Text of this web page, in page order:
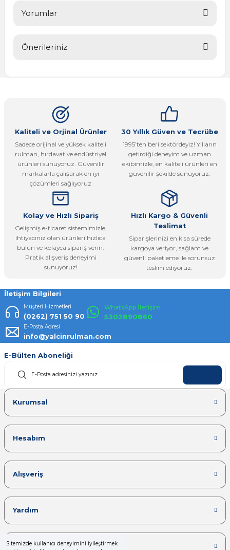
Sitemizde kullanıcı deneyimini iyileştirmek
Yorumlar
Önerileriniz
Görüş ve önerileriniz için teşekkür ederiz.
Ürün resmi kalitesiz, bozuk veya görüntülenemiyor.
Ürün açıklamasında eksik bilgiler bulunuyor.
Ürün bilgilerinde hatalar bulunuyor.
Ürün fiyatı diğer sitelerden daha pahalı.
Bu ürüne benzer farklı alternatifler olmalı.
Gönder
Kaliteli ve Orjinal Ürünler
Sadece orijinal ve yüksek kaliteli
rulman, hırdavat ve endüstriyel
ürünleri sunuyoruz. Güvenilir
markalarla çalışarak en iyi
çözümleri sağlıyoruz
30 Yıllık Güven ve Tecrübe
1995’ten beri sektördeyiz! Yılların
getirdiği deneyim ve uzman
ekibimizle, en kaliteli ürünleri en
güvenilir şekilde sunuyoruz.
Kolay ve Hızlı Sipariş
Gelişmiş e-ticaret sistemimizle,
ihtiyacınız olan ürünleri hızlıca
bulun ve kolayca sipariş verin.
Pratik alışveriş deneyimi
sunuyoruz!
Hızlı Kargo & Güvenli
Teslimat
Siparişlerinizi en kısa sürede
kargoya veriyor, sağlam ve
güvenli paketleme ile sorunsuz
teslim ediyoruz.
İletişim Bilgileri
Müşteri Hizmetleri
(0262) 751 50 90
WhatsApp İletişim
5302890860
E-Posta Adresi
info@yalcinrulman.com
E-Bülten Aboneliği
Kurumsal
Hesabım
Alışveriş
Yardım
Kategoriler